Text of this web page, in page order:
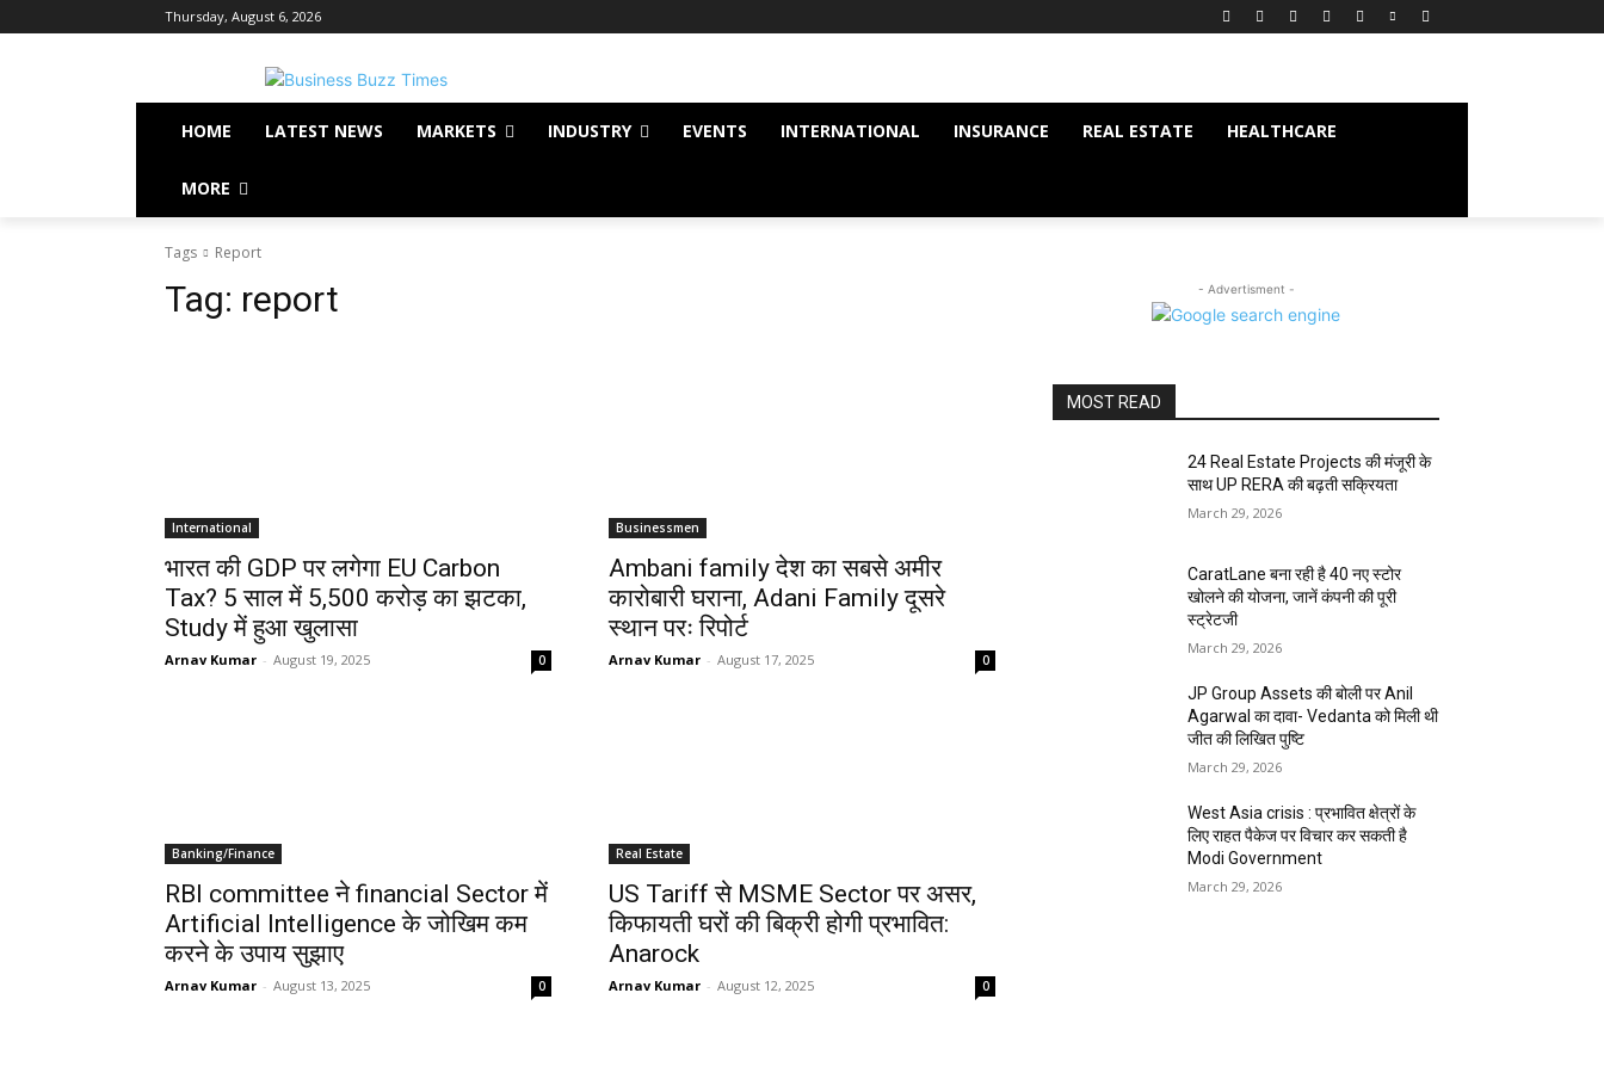
Thursday, August 6, 2026
HOME LATEST NEWS MARKETS INDUSTRY EVENTS INTERNATIONAL INSURANCE REAL ESTATE HEALTHCARE
MORE
Tags Report
Tag: report
International
भारत की GDP पर लगेगा EU Carbon
Tax? 5 साल में ₹5,500 करोड़ का झटका,
Study में हुआ खुलासा
Arnav Kumar - August 19, 2025 0
Businessmen
Ambani family देश का सबसे अमीर
कारोबारी घराना, Adani Family दूसरे
स्थान परः रिपोर्ट
Arnav Kumar - August 17, 2025 0
Banking/Finance
RBI committee ने financial Sector में
Artificial Intelligence के जोखिम कम
करने के उपाय सुझाए
Arnav Kumar - August 13, 2025 0
Real Estate
US Tariff से MSME Sector पर असर,
किफायती घरों की बिक्री होगी प्रभावित:
Anarock
Arnav Kumar - August 12, 2025 0
- Advertisment -
MOST READ
24 Real Estate Projects की मंजूरी के
साथ UP RERA की बढ़ती सक्रियता
March 29, 2026
CaratLane बना रही है 40 नए स्टोर
खोलने की योजना, जानें कंपनी की पूरी
स्ट्रेटजी
March 29, 2026
JP Group Assets की बोली पर Anil
Agarwal का दावा- Vedanta को मिली थी
जीत की लिखित पुष्टि
March 29, 2026
West Asia crisis : प्रभावित क्षेत्रों के
लिए राहत पैकेज पर विचार कर सकती है
Modi Government
March 29, 2026